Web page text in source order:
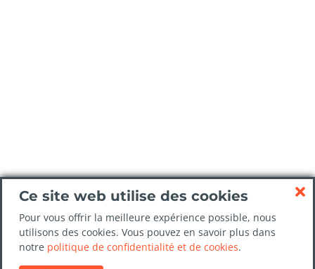
Ce site web utilise des cookies
Pour vous offrir la meilleure expérience possible, nous
utilisons des cookies. Vous pouvez en savoir plus dans
notre politique de confidentialité et de cookies.